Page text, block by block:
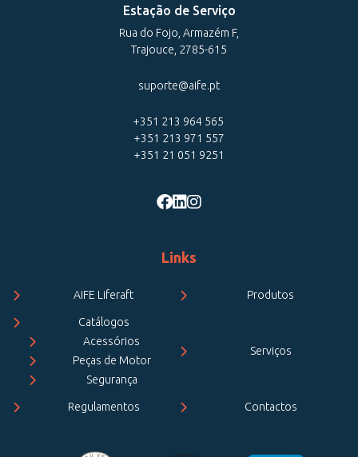
Estação de Serviço
Rua do Fojo, Armazém F,
Trajouce, 2785-615
suporte@aife.pt
+351 213 964 565
+351 213 971 557
+351 21 051 9251
Links
AIFE Liferaft Produtos
Catálogos
Acessórios
Peças de Motor
Segurança
Serviços
Regulamentos Contactos